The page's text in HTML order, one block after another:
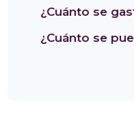
¿Cuánto se
¿Cuánto se